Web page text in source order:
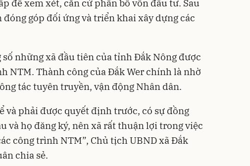
để xem xét, căn cứ phân bổ vốn đầu tư. Sau
góp đối ứng và triển khai xây dựng các
những xã đầu tiên của tỉnh Đắk Nông được
NTM. Thành công của Đắk Wer chính là nhờ
tác tuyên truyền, vận động Nhân dân.
và phải được quyết định trước, có sự đồng
và họ đăng ký, nên xã rất thuận lợi trong việc
công trình NTM”, Chủ tịch UBND xã Đắk
chia sẻ.